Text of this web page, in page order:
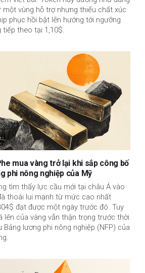
vùng hỗ trợ nhưng thiếu chất xúc
phục hồi bật lên hướng tới ngưỡng
tiếp theo tại 1,10$.
mua vàng trở lại khi sắp công bố
phi nông nghiệp của Mỹ
tìm thấy lực cầu mới tại châu Á vào
thoái lui mạnh từ mức cao nhất
đạt được một ngày trước đó. Tuy
lên của vàng vẫn thận trọng trước thời
lương phi nông nghiệp (NFP) của